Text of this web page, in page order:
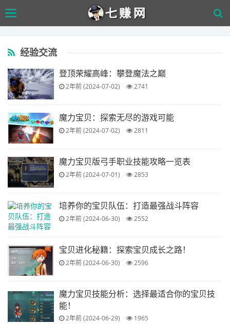
to
main
Toggle
经验交流
登顶荣耀高峰：攀登魔法之巅
2年前 (2024-07-02) 2741
魔力宝贝：探索无尽的游戏可能
2年前 (2024-07-02) 2811
魔力宝贝版弓手职业技能攻略一览表
2年前 (2024-07-01) 2853
培养你的宝贝队伍：打造最强战斗阵容
2年前 (2024-06-30) 2552
宝贝进化秘籍：探索宝贝成长之路！
2年前 (2024-06-30) 2596
魔力宝贝技能分析：选择最适合你的宝贝技
能！
2年前 (2024-06-29) 1965